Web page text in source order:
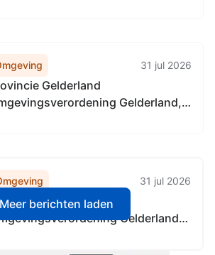
31 jul 2026
Gelderland
Gelderland,
31 jul 2026
Gelderland
Gelderland,
Meer berichten laden